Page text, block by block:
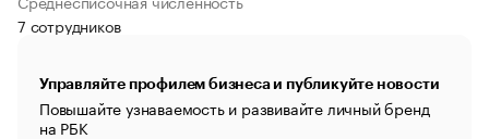
7 сотрудников
Управляйте профилем бизнеса и публикуйте новости
Повышайте узнаваемость и развивайте личный бренд
на РБК